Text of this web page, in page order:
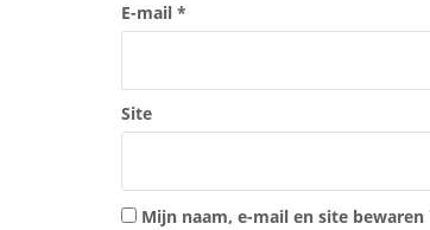
E-mail *
Site
Mijn naam, e-mail en site